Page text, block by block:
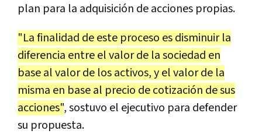
plan para la adquisición de acciones propias.
"La finalidad de este proceso es disminuir la
diferencia entre el valor de la sociedad en
base al valor de los activos, y el valor de la
misma en base al precio de cotización de sus
acciones", sostuvo el ejecutivo para defender
su propuesta.